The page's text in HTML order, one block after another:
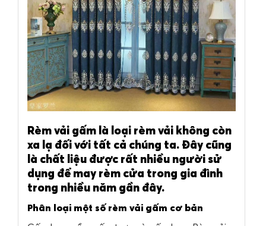
Rèm vải gấm là loại rèm vải không còn
xa lạ đối với tất cả chúng ta. Đây cũng
là chất liệu được rất nhiều người sử
dụng để may rèm cửa trong gia đình
trong nhiều năm gần đây.
Phân loại một số rèm vải gấm cơ bản